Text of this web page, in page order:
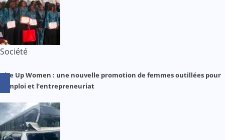
Société
Rise Up Women : une nouvelle promotion de femmes outillées pour
l’emploi et l’entrepreneuriat